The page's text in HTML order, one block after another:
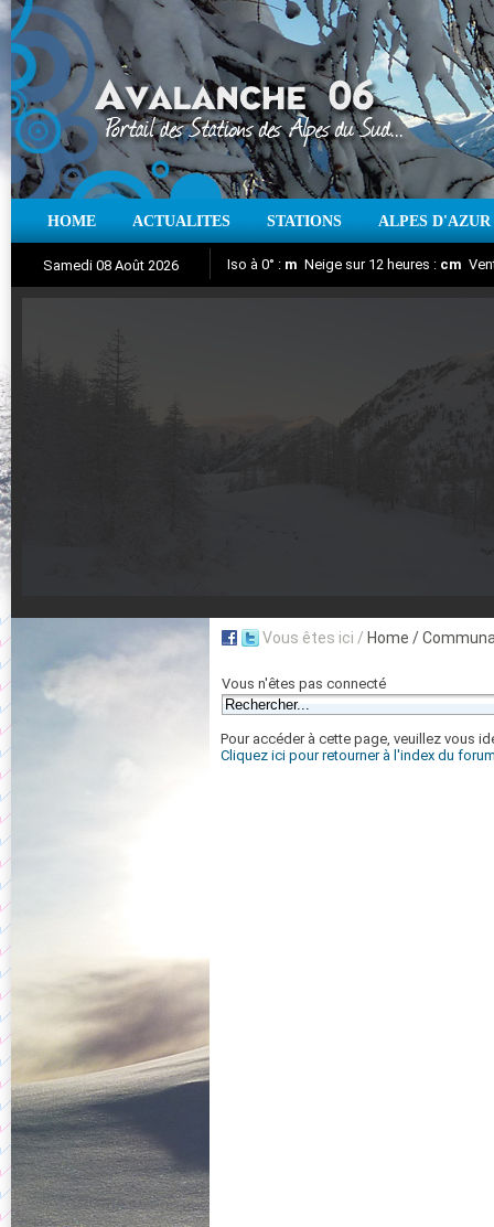
HOME ACTUALITES STATIONS ALPES D'AZUR
Samedi 08 Août 2026 Iso à 0° : m Neige sur 12 heures : cm
Vous êtes ici / Home /
Vous n'êtes pas connecté
Pour accéder à cette page, veuillez vous
Cliquez ici pour retourner à l'index du